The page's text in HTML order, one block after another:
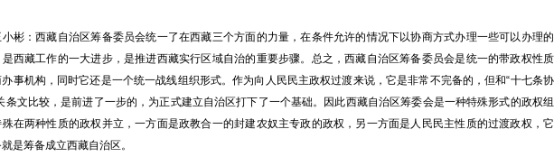
：西藏自治区筹备委员会统一了在西藏三个方面的力量，在条件允许的情况下以协商方式办理一些可以办理的
西藏工作的一大进步，是推进西藏实行区域自治的重要步骤。总之，西藏自治区筹备委员会是统一的带政权性质
事机构，同时它还是一个统一战线组织形式。作为向人民民主政权过渡来说，它是非常不完备的，但和“十七条协
条文比较，是前进了一步的，为正式建立自治区打下了一个基础。因此西藏自治区筹委会是一种特殊形式的政权组
在两种性质的政权并立，一方面是政教合一的封建农奴主专政的政权，另一方面是人民民主性质的过渡政权，它
是筹备成立西藏自治区。